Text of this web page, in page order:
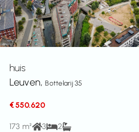
huis
Leuven,Bottelarij 35
€ 550.620
173 m² 3 2